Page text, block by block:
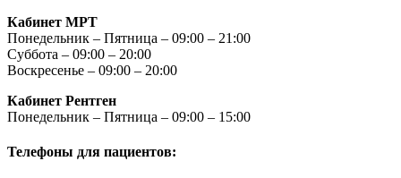
Кабинет МРТ
Понедельник – Пятница – 09:00 – 21:00
Суббота – 09:00 – 20:00
Воскресенье – 09:00 – 20:00
Кабинет Рентген
Понедельник – Пятница – 09:00 – 15:00
Телефоны для пациентов: